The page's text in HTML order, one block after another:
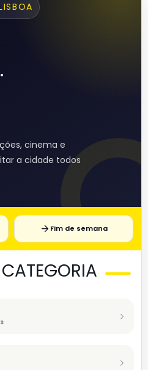
cinema e
a cidade todos
Fim de semana
CATEGORIA